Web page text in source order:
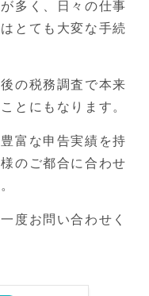
多く、日々の仕事
とても大変な手続
の税務調査で本来
とにもなります。
富な申告実績を持
のご都合に合わせ
度お問い合わせく